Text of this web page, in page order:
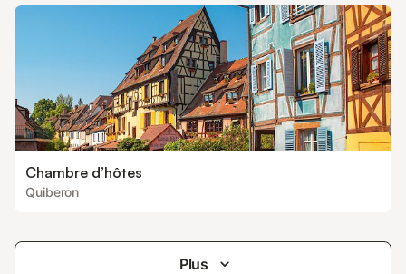
Chambre d’hôtes
Quiberon
Plus